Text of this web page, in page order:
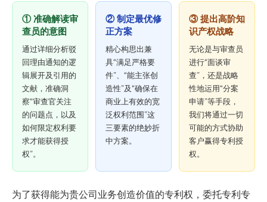
① 准确解读审
查员的意图
通过详细分析驳
回理由通知的逻
辑展开及引用的
文献，准确洞
察“审查官关注
的问题点，以及
如何限定权利要
求才能获得授
权”。
② 制定最优修
正方案
精心构思出兼
具“满足严格要
件”、“能主张创
造性”及“确保在
商业上有效的宽
泛权利范围”这
三要素的绝妙折
中方案。
③ 提出高阶知
识产权战略
无论是与审查员
进行“面谈审
查”，还是战略
性地运用“分案
申请”等手段，
我们将通过一切
可能的方式协助
客户赢得专利授
权。
为了获得能为贵公司业务创造价值的专利权，委托专利专